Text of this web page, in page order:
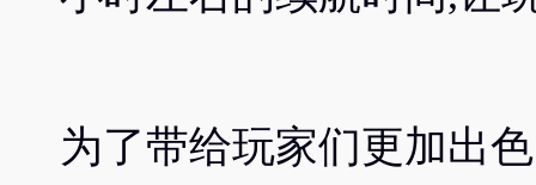
为了带给玩家们更加出